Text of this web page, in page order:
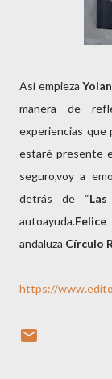
Así empieza
manera de
experiencias
estaré presente
seguro,voy a
detrás de “
autoayuda.Felice
andaluza Círculo
https://